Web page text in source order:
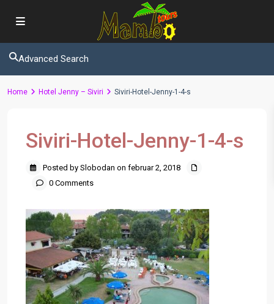
Advanced Search
Home Hotel Jenny – Siviri Siviri-Hotel-Jenny-1-4-s
Siviri-Hotel-Jenny-1-4-s
Posted by Slobodan on februar 2, 2018
0 Comments